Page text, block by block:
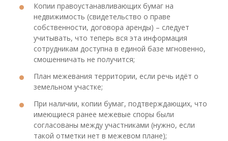
Копии правоустанавливающих бумаг на
недвижимость (свидетельство о праве
собственности, договора аренды) – следует
учитывать, что теперь вся эта информация
сотрудникам доступна в единой базе мгновенно,
смошенничать не получится;
План межевания территории, если речь идёт о
земельном участке;
При наличии, копии бумаг, подтверждающих, что
имеющиеся ранее межевые споры были
согласованы между участниками (нужно, если
такой отметки нет в межевом плане);